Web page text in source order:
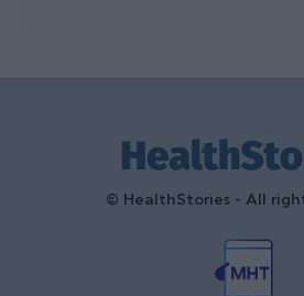
© HealthStories - All